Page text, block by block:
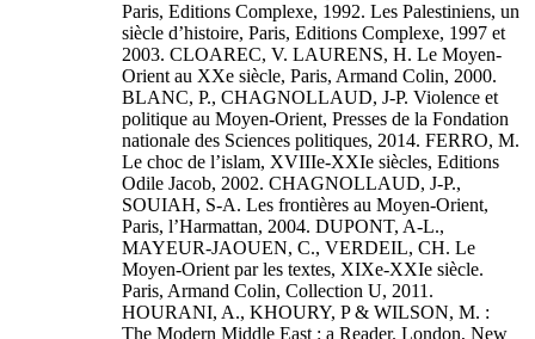
Paris, Editions Complexe, 1992. Les Palestiniens, un
siècle d’histoire, Paris, Editions Complexe, 1997 et
2003. CLOAREC, V. LAURENS, H. Le Moyen-
Orient au XXe siècle, Paris, Armand Colin, 2000.
BLANC, P., CHAGNOLLAUD, J-P. Violence et
politique au Moyen-Orient, Presses de la Fondation
nationale des Sciences politiques, 2014. FERRO, M.
Le choc de l’islam, XVIIIe-XXIe siècles, Editions
Odile Jacob, 2002. CHAGNOLLAUD, J-P.,
SOUIAH, S-A. Les frontières au Moyen-Orient,
Paris, l’Harmattan, 2004. DUPONT, A-L.,
MAYEUR-JAOUEN, C., VERDEIL, CH. Le
Moyen-Orient par les textes, XIXe-XXIe siècle.
Paris, Armand Colin, Collection U, 2011.
HOURANI, A., KHOURY, P & WILSON, M. :
The Modern Middle East : a Reader. London, New